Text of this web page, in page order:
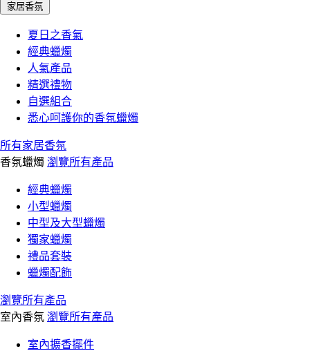
家居香氛
夏日之香氣
經典蠟燭
人氣產品
精選禮物
自選組合
悉心呵護你的香氛蠟燭
所有家居香氛
香氛蠟燭 瀏覽所有產品
經典蠟燭
小型蠟燭
中型及大型蠟燭
獨家蠟燭
禮品套裝
蠟燭配飾
瀏覽所有產品
室內香氛 瀏覽所有產品
室內擴香擺件